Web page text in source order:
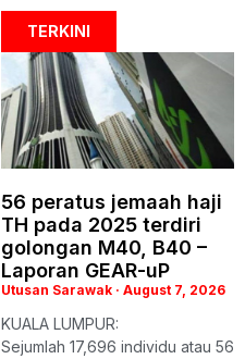
TERKINI
56 peratus jemaah haji
TH pada 2025 terdiri
golongan M40, B40 –
Laporan GEAR-uP
Utusan Sarawak August 7, 2026
KUALA LUMPUR:
Sejumlah 17,696 individu atau 56